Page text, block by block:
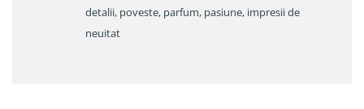
detalii, poveste, parfum, pasiune, impresii de
neuitat